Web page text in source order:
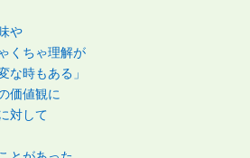
や
くちゃ理解が
な時もある」
価値観に
対して